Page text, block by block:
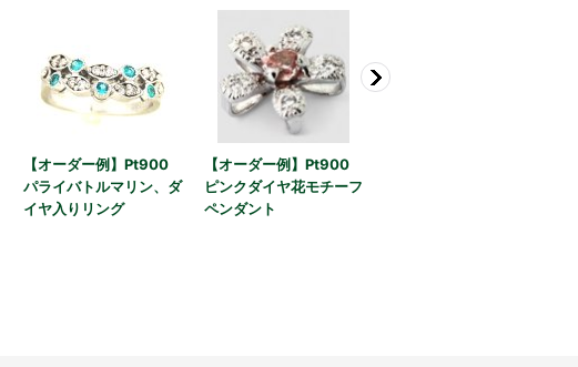
【オーダー例】Pt900
パライバトルマリン、ダ
イヤ入りリング
【オーダー例】Pt900
ピンクダイヤ花モチーフ
ペンダント